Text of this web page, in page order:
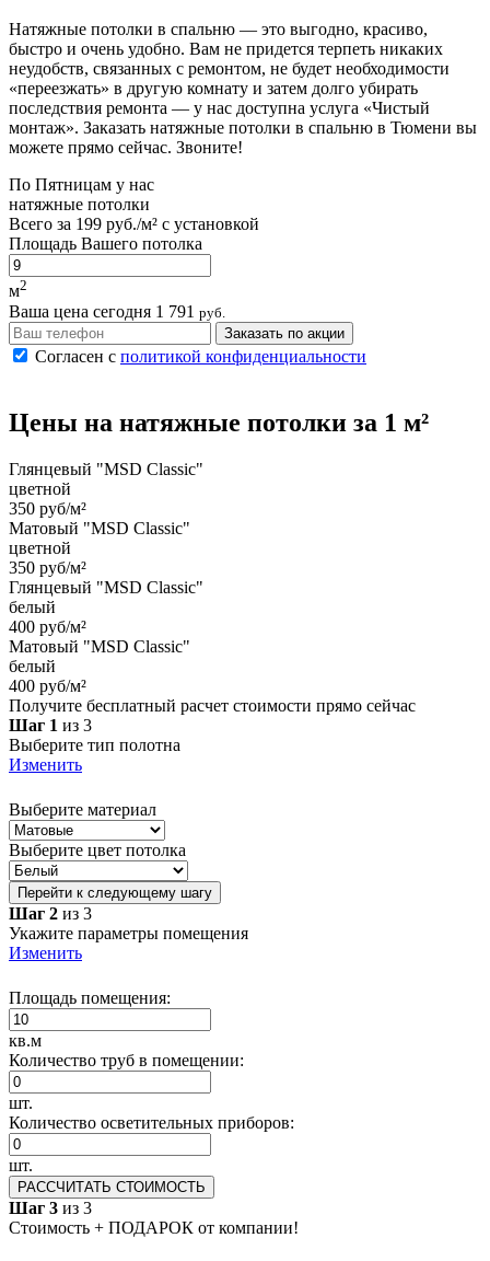
Натяжные потолки в спальню — это выгодно, красиво,
быстро и очень удобно. Вам не придется терпеть никаких
неудобств, связанных с ремонтом, не будет необходимости
«переезжать» в другую комнату и затем долго убирать
последствия ремонта — у нас доступна услуга «Чистый
монтаж». Заказать натяжные потолки в спальню в Тюмени вы
можете прямо сейчас. Звоните!
По Пятницам у нас
натяжные потолки
Всего за 199 руб./м² с установкой
Площадь Вашего потолка
м2
Ваша цена сегодня 1 791 руб.
Заказать по акции
Согласен с политикой конфиденциальности
Цены на натяжные потолки за 1 м²
Глянцевый "MSD Classic"
цветной
350 руб/м²
Матовый "MSD Classic"
цветной
350 руб/м²
Глянцевый "MSD Classic"
белый
400 руб/м²
Матовый "MSD Classic"
белый
400 руб/м²
Получите бесплатный расчет стоимости прямо сейчас
Шаг 1 из 3
Выберите тип полотна
Изменить
Выберите материал
Выберите цвет потолка
Перейти к следующему шагу
Шаг 2 из 3
Укажите параметры помещения
Изменить
Площадь помещения:
кв.м
Количество труб в помещении:
шт.
Количество осветительных приборов:
шт.
РАССЧИТАТЬ СТОИМОСТЬ
Шаг 3 из 3
Стоимость + ПОДАРОК от компании!